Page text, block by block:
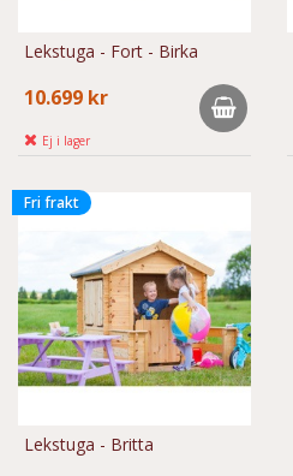
Lekstuga - Fort - Birka
10.699 kr
Ej i lager
Fri frakt
Lekstuga - Britta